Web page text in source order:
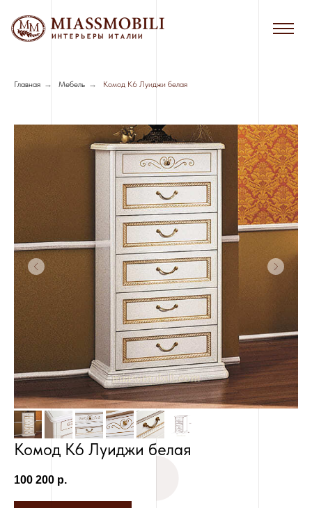
Главная → Мебель → Комод К6 Луиджи белая
Комод К6 Луиджи белая
100 200 р.
Сборка в черте г. Новосибирска - 7%
от стоимости мебели
Сборка за пределами г. Новосибирска
- 8%, минимальная стоимость - 3000
руб.